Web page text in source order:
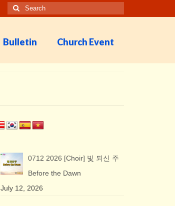
Search
for:
Bulletin Church Event
0712 2026 [Choir] 빛 되신 주
Before the Dawn
July 12, 2026